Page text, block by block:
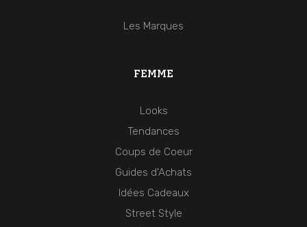
FEMME
Looks
Tendances
Coups de Coeur
Guides d'Achats
Idées Cadeaux
Street Style
Les Marques